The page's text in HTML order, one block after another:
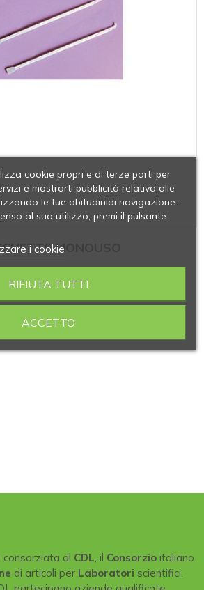
MONOUSO
polistirolo antiurto per distacco ed
500
al CDL , il Consorzioitaliano
di articoli per Laboratori scientifici.
cookie propri e di terze parti per
e mostrarti pubblicità relativa alle
le tue abitudinidi navigazione.
al suo utilizzo, premi il pulsante
i cookie
RIFIUTA TUTTI
ACCETTO